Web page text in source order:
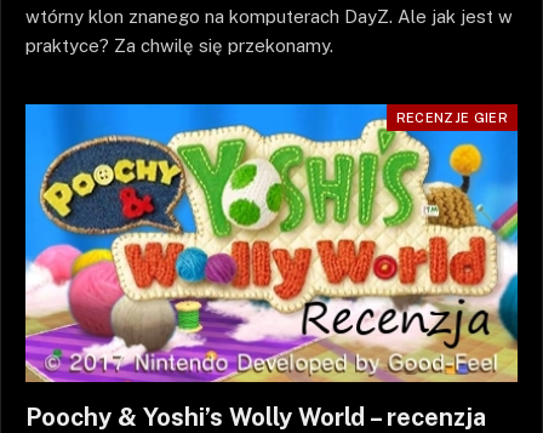
wtórny klon znanego na komputerach DayZ. Ale jak jest w
praktyce? Za chwilę się przekonamy.
RECENZJE GIER
Poochy & Yoshi’s Wolly World – recenzja